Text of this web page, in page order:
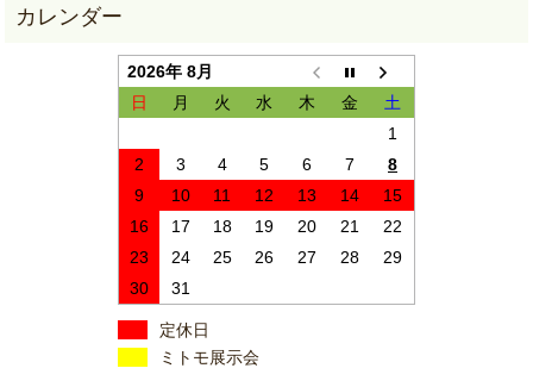
2026年 8月
日
月 火 水 木 金
土
1
2
3 4 5 6 7
8
9
10 11 12 13 14
15
16
17 18 19 20 21
22
23
24 25 26 27 28
29
30
31
定休日
ミトモ展示会